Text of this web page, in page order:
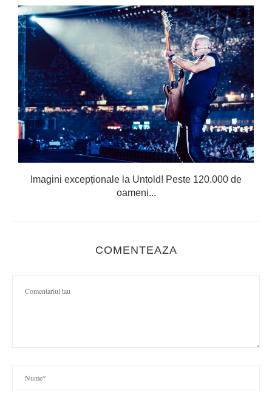
Imagini excepționale la Untold! Peste 120.000 de
oameni...
COMENTEAZA